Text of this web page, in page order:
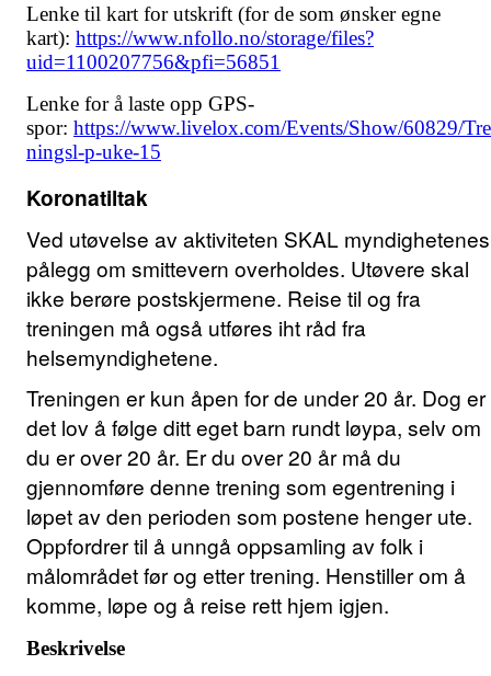
Lenke til kart for utskrift (for de som ønsker egne
kart): https://www.nfollo.no/storage/files?
uid=1100207756&pfi=56851
Lenke for å laste opp GPS-
spor: https://www.livelox.com/Events/Show/60829/Tre
ningsl-p-uke-15
Koronatiltak
Ved utøvelse av aktiviteten SKAL myndighetenes
pålegg om smittevern overholdes. Utøvere skal
ikke berøre postskjermene. Reise til og fra
treningen må også utføres iht råd fra
helsemyndighetene.
Treningen er kun åpen for de under 20 år. Dog er
det lov å følge ditt eget barn rundt løypa, selv om
du er over 20 år. Er du over 20 år må du
gjennomføre denne trening som egentrening i
løpet av den perioden som postene henger ute.
Oppfordrer til å unngå oppsamling av folk i
målområdet før og etter trening. Henstiller om å
komme, løpe og å reise rett hjem igjen.
Beskrivelse